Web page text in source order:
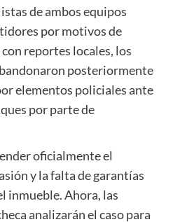
de ambos equipos
por motivos de
reportes locales, los
posteriormente
elementos policiales ante
por parte de
oficialmente el
y la falta de garantías
inmueble. Ahora, las
analizarán el caso para